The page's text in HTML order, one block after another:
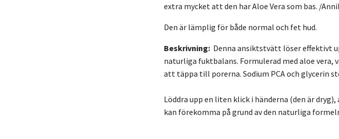
extra mycket att den har Aloe Vera som bas. /
Den är lämplig för både normal och fet hud.
Beskrivning: Denna ansiktstvätt löser effektivt
naturliga fuktbalans. Formulerad med aloe
att täppa till porerna. Sodium PCA och glycerin
Löddra upp en liten klick i händerna (den är
kan förekomma på grund av den naturliga